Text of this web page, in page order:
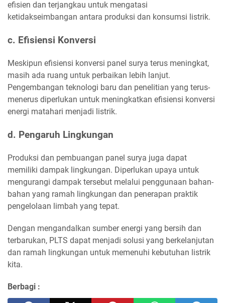
efisien dan terjangkau untuk mengatasi
ketidakseimbangan antara produksi dan konsumsi listrik.
c. Efisiensi Konversi
Meskipun efisiensi konversi panel surya terus meningkat,
masih ada ruang untuk perbaikan lebih lanjut.
Pengembangan teknologi baru dan penelitian yang terus-
menerus diperlukan untuk meningkatkan efisiensi konversi
energi matahari menjadi listrik.
d. Pengaruh Lingkungan
Produksi dan pembuangan panel surya juga dapat
memiliki dampak lingkungan. Diperlukan upaya untuk
mengurangi dampak tersebut melalui penggunaan bahan-
bahan yang ramah lingkungan dan penerapan praktik
pengelolaan limbah yang tepat.
Dengan mengandalkan sumber energi yang bersih dan
terbarukan, PLTS dapat menjadi solusi yang berkelanjutan
dan ramah lingkungan untuk memenuhi kebutuhan listrik
kita.
Berbagi :